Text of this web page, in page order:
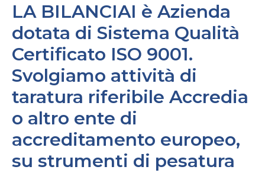
LA BILANCIAI è Azienda
dotata di Sistema Qualità
Certificato ISO 9001.
Svolgiamo attività di
taratura riferibile Accredia
o altro ente di
accreditamento europeo,
su strumenti di pesatura